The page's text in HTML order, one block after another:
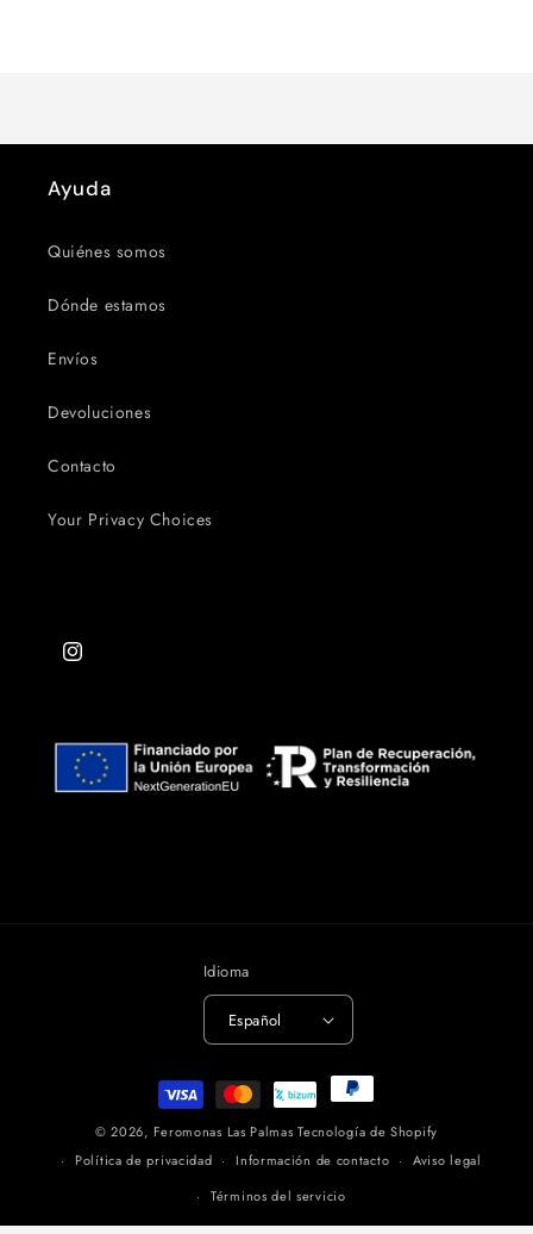
Ayuda
Quiénes somos
Dónde estamos
Envíos
Devoluciones
Contacto
Your Privacy Choices
Instagram
Idioma
Español
Formas
de
pago
© 2026, Feromonas Las Palmas Tecnología de Shopify
Política de privacidad
Información de contacto
Aviso legal
Términos del servicio